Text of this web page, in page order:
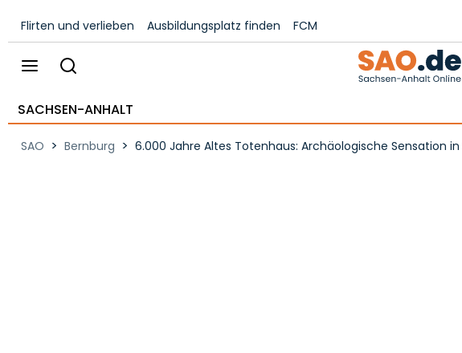
Flirten und verlieben Ausbildungsplatz finden FCM
SACHSEN-ANHALT
SAO > Bernburg > 6.000 Jahre Altes Totenhaus: Archäologische